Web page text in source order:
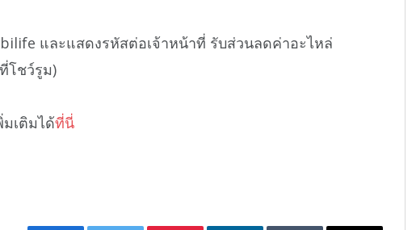
และแสดงรหัสต่อเจ้าหน้าที่ รับส่วนลดค่าอะไหล่
โชว์รูม)
เติมได้ที่นี่